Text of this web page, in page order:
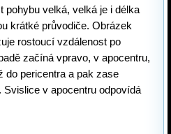
pohybu velká, velká je i délka
krátké průvodiče. Obrázek
rostoucí vzdálenost po
začíná vpravo, v apocentru,
do pericentra a pak zase
Svislice v apocentru odpovídá